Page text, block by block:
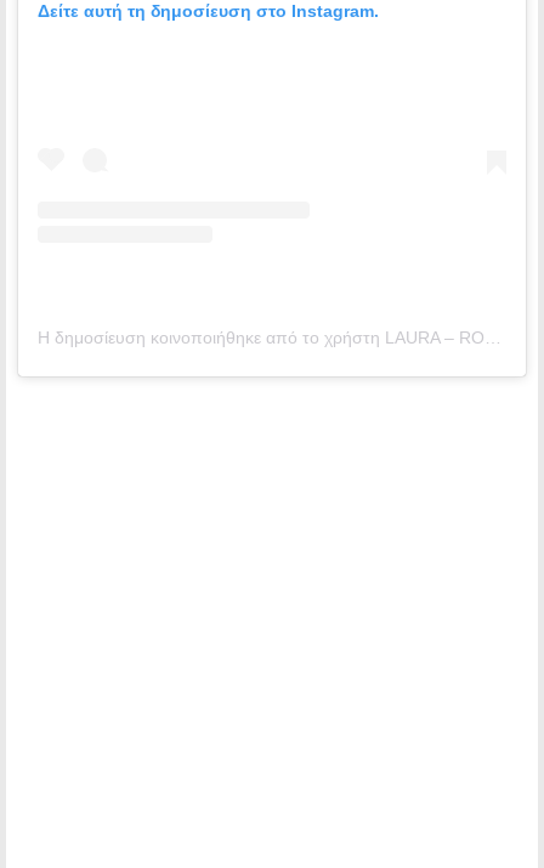
Δείτε αυτή τη δημοσίευση στο Instagram.
Η δημοσίευση κοινοποιήθηκε από το χρήστη LAURA – ROSS – JOSH – NOAH (@sailinghollyblue)